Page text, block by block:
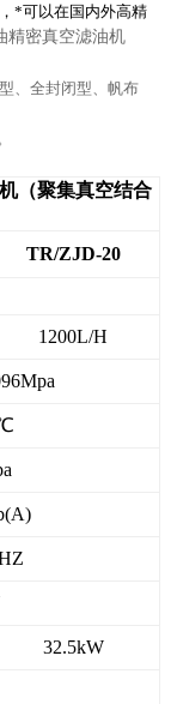
*可以在国内外高精
、全封闭型、帆布
（聚集真空结合
TR/ZJD-20
1200L/H
32.5kW